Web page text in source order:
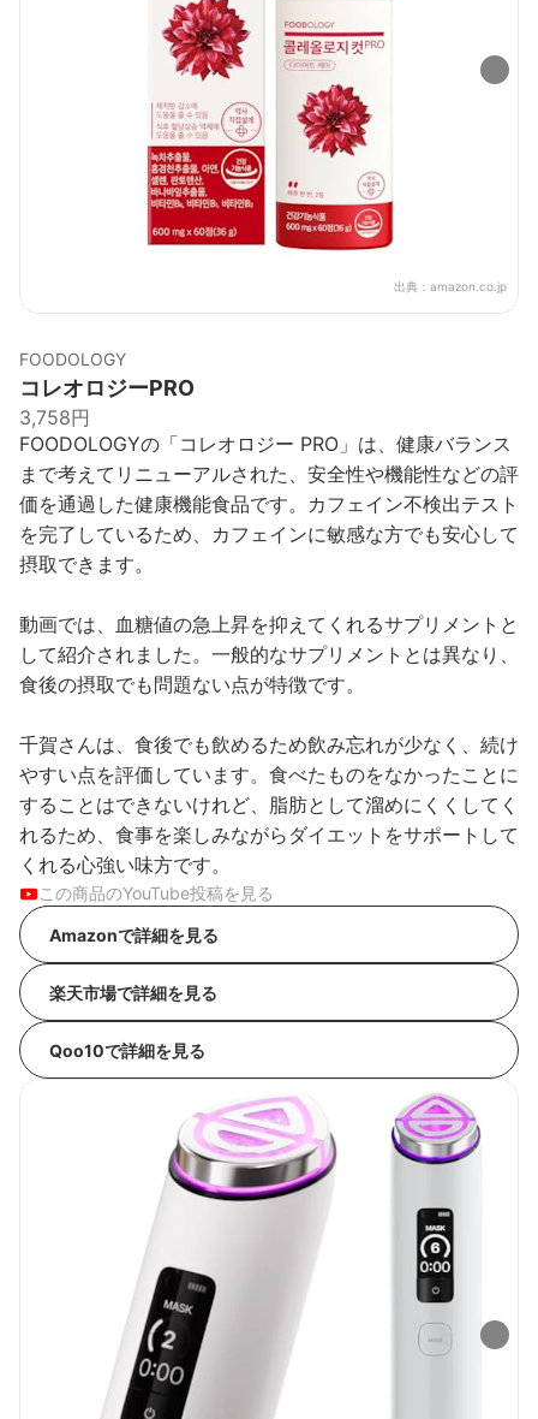
出典： amazon.co.jp
FOODOLOGY
コレオロジーPRO
3,758円
FOODOLOGYの「コレオロジー PRO」は、健康バランス
まで考えてリニューアルされた、安全性や機能性などの評
価を通過した健康機能食品です。カフェイン不検出テスト
を完了しているため、カフェインに敏感な方でも安心して
摂取できます。
動画では、血糖値の急上昇を抑えてくれるサプリメントと
して紹介されました。一般的なサプリメントとは異なり、
食後の摂取でも問題ない点が特徴です。
千賀さんは、食後でも飲めるため飲み忘れが少なく、続け
やすい点を評価しています。食べたものをなかったことに
することはできないけれど、脂肪として溜めにくくしてく
れるため、食事を楽しみながらダイエットをサポートして
くれる心強い味方です。
この商品のYouTube投稿を見る
Amazonで詳細を見る
楽天市場で詳細を見る
Qoo10で詳細を見る